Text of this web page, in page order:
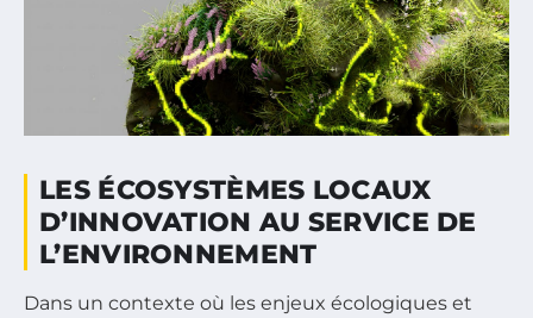
LES ÉCOSYSTÈMES LOCAUX
D’INNOVATION AU SERVICE DE
L’ENVIRONNEMENT
Dans un contexte où les enjeux écologiques et